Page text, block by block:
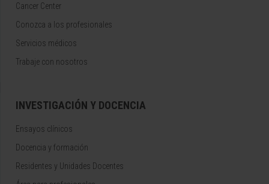
Cancer Center
Conozca a los profesionales
Servicios médicos
Trabaje con nosotros
INVESTIGACIÓN Y DOCENCIA
Ensayos clínicos
Docencia y formación
Residentes y Unidades Docentes